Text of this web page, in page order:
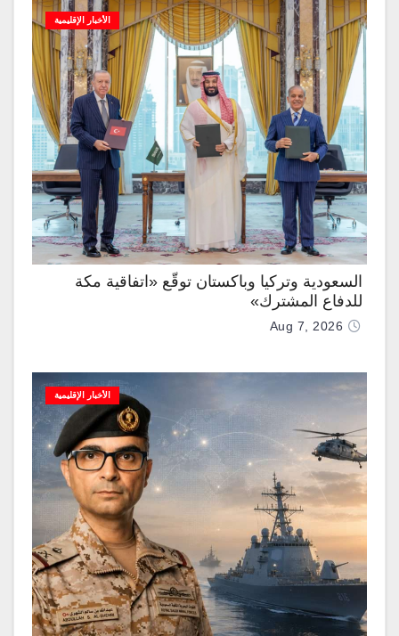
الأخبار الإقليمية
السعودية وتركيا وباكستان توقّع «اتفاقية مكة
للدفاع المشترك»
Aug 7, 2026
الأخبار الإقليمية